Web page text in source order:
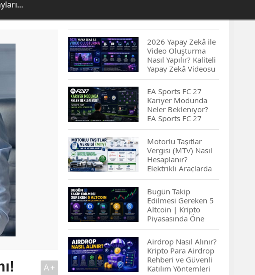
A+
2026 Yapay Zekâ ile
Video Oluşturma
Nasıl Yapılır? Kaliteli
Yapay Zekâ Videosu
Hazırlamanın
İpuçları...
EA Sports FC 27
Kariyer Modunda
Neler Bekleniyor?
EA Sports FC 27
Kariyer Modu
Yenilikleri…
Motorlu Taşıtlar
Vergisi (MTV) Nasıl
Hesaplanır?
Elektrikli Araçlarda
MTV Nasıl
Hesaplanır? MTV
Borcu Nasıl
Sorgulanır?
Bugün Takip
Edilmesi Gereken 5
Altcoin | Kripto
Piyasasında Öne
Çıkan Projeler
Airdrop Nasıl Alınır?
Kripto Para Airdrop
Rehberi ve Güvenli
Katılım Yöntemleri